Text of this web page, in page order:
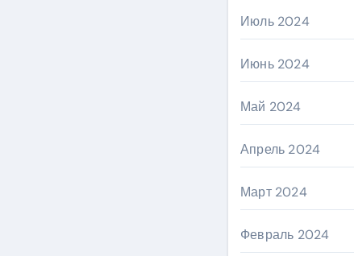
Июль 2024
Июнь 2024
Май 2024
Апрель 2024
Март 2024
Февраль 2024